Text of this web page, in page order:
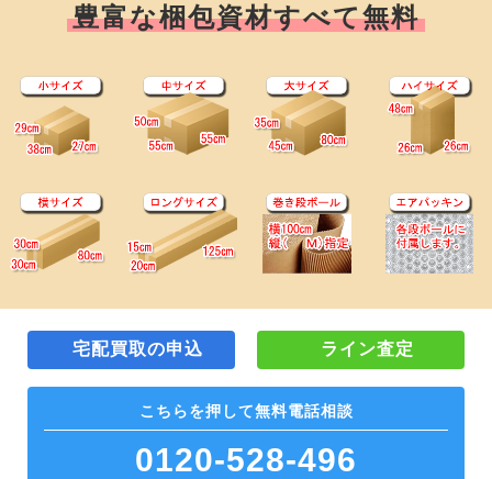
豊富な梱包資材すべて無料
宅配買取の申込 ライン査定
こちらを押して無料電話相談
0120-528-496